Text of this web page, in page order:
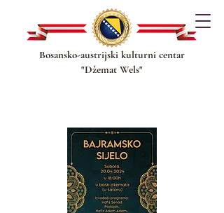
Bosansko-austrijski kulturni centar
"Džemat Wels"